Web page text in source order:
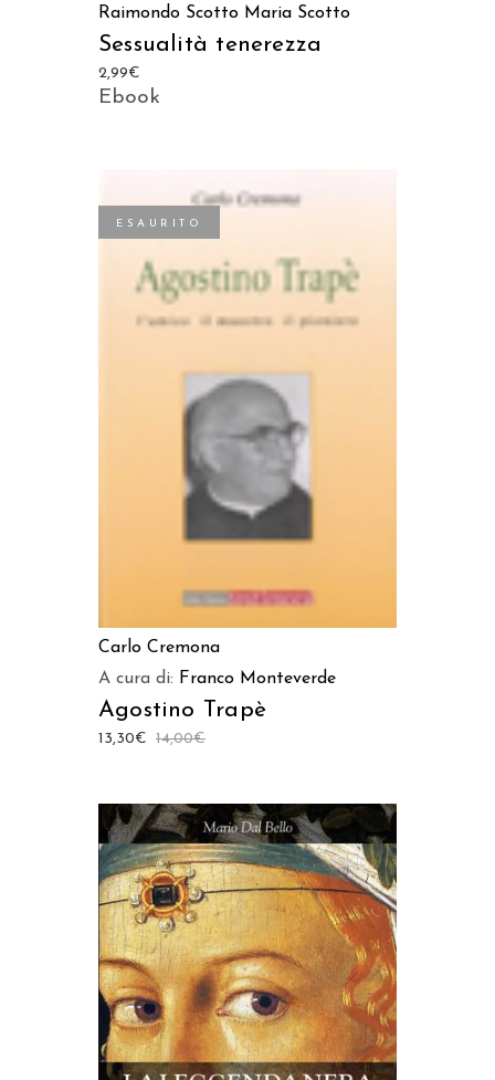
Raimondo Scotto Maria Scotto
Sessualità tenerezza
2,99€
Ebook
ESAURITO
LEGGI TUTTO
Carlo Cremona
A cura di: Franco Monteverde
Agostino Trapè
14,00€
13,30€
AGGIUNGI AL CARRELLO